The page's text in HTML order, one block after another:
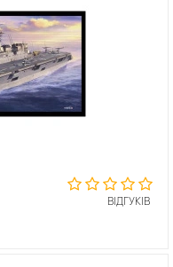
ВІДГУКІВ